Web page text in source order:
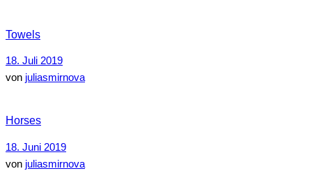
Towels
18. Juli 2019
von juliasmirnova
Horses
18. Juni 2019
von juliasmirnova